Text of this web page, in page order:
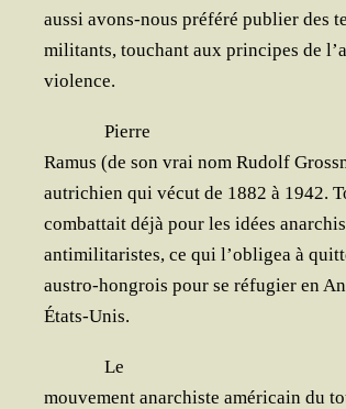
aus­si avons-nous pré­fé­ré publier des
mili­tants, tou­chant aux prin­cipes de
violence.
Pierre
Ramus (de son vrai nom Rudolf
autri­chien qui vécut de 1882 à 1942.
com­bat­tait déjà pour les idées
anti­mi­li­ta­ristes, ce qui l’obligea à
aus­tro-hon­grois pour se réfu­gier en
États-Unis.
Le
mou­ve­ment anar­chiste amé­ri­cain du